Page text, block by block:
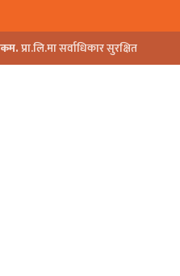
प्रा.लि.मा सर्वाधिकार सुरक्षित